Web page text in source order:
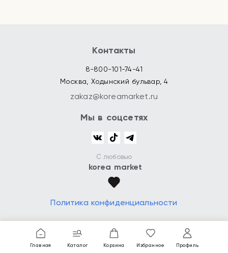
Главная Каталог Корзина Избранное Профиль
Контакты
8-800-101-74-41
Москва, Ходынский бульвар, 4
zakaz@koreamarket.ru
Мы в соцсетях
С любовью
korea market
Политика конфиденциальности